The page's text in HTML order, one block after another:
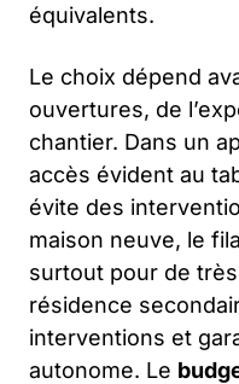
équivalents.
Le choix dépend
ouvertures, de
chantier. Dans un
accès évident au
évite des
maison neuve, le
surtout pour de
résidence
interventions et
autonome. Le